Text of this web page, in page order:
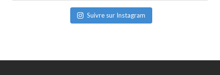
Suivre sur Instagram